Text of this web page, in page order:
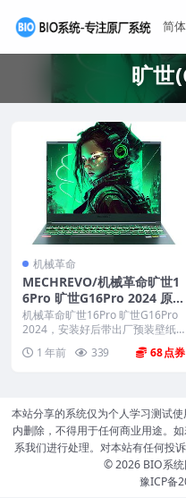
旷世
机械革命
MECHREVO/机械革命旷世1
6Pro 旷世G16Pro 2024 原厂
Windows11 24H2恢复系统
镜像下载
机械革命旷世16Pro 旷世G16Pro
2024，安装好后带出厂预装壁纸
1 年前 339 68
本站分享的系统仅为个人学习测试
内删除，不得用于任何商业用途。
系我们进行处理。对本站有任何投
© 2026 BIO系统
豫ICP备